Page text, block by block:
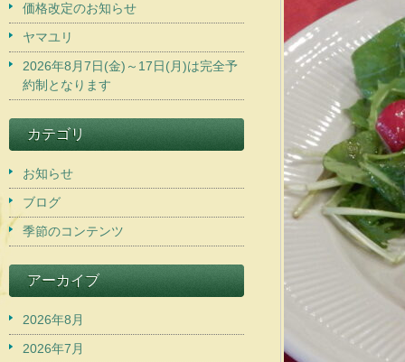
価格改定のお知らせ
ヤマユリ
2026年8月7日(金)～17日(月)は完全予
約制となります
カテゴリ
お知らせ
ブログ
季節のコンテンツ
アーカイブ
2026年8月
2026年7月